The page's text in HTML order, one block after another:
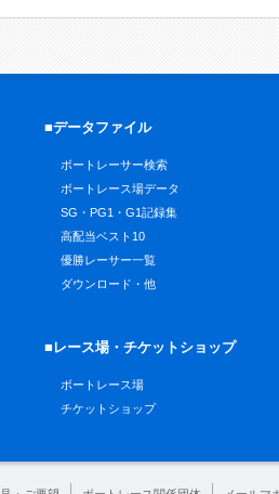
■データファイル
ボートレーサー検索
ボートレース場データ
SG・PG1・G1記録集
高配当ベスト10
優勝レーサー一覧
ダウンロード・他
■レース場・チケットショップ
ボートレース場
チケットショップ